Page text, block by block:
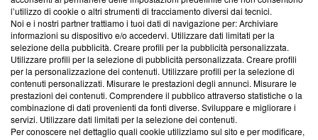
Corporate
Redazione
Informativa Privacy
Cookie Policy
Blasting SA, IDI CHE-247.845.224, Via Carlo Frasca, 3 - 6900
l’utilizzo di cookie o altri strumenti di tracciamento diversi dai tecnici.
Noi e i nostri partner trattiamo i tuoi dati di navigazione per: Archiviare
informazioni su dispositivo e/o accedervi. Utilizzare dati limitati per la
selezione della pubblicità. Creare profili per la pubblicità personalizzata.
Utilizzare profili per la selezione di pubblicità personalizzata. Creare profili
per la personalizzazione dei contenuti. Utilizzare profili per la selezione di
contenuti personalizzati. Misurare le prestazioni degli annunci. Misurare le
prestazioni dei contenuti. Comprendere il pubblico attraverso statistiche o la
combinazione di dati provenienti da fonti diverse. Sviluppare e migliorare i
servizi. Utilizzare dati limitati per la selezione dei contenuti.
Per conoscere nel dettaglio quali cookie utilizziamo sul sito e per modificare,